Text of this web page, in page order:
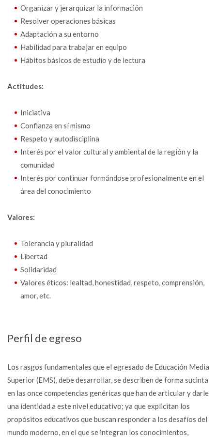
Organizar y jerarquizar la información
Resolver operaciones básicas
Adaptación a su entorno
Habilidad para trabajar en equipo
Hábitos básicos de estudio y de lectura
Actitudes:
Iniciativa
Confianza en sí mismo
Respeto y autodisciplina
Interés por el valor cultural y ambiental de la región y la
comunidad
Interés por continuar formándose profesionalmente en el
área del conocimiento
Valores:
Tolerancia y pluralidad
Libertad
Solidaridad
Valores éticos: lealtad, honestidad, respeto, comprensión,
amor, etc.
Perfil de egreso
Los rasgos fundamentales que el egresado de Educación Media
Superior (EMS), debe desarrollar, se describen de forma sucinta
en las once competencias genéricas que han de articular y darle
una identidad a este nivel educativo; ya que explicitan los
propósitos educativos que buscan responder a los desafíos del
mundo moderno, en el que se integran los conocimientos,